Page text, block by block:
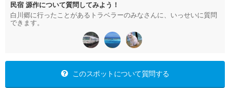
民宿 源作について質問してみよう！
白川郷に行ったことがあるトラベラーのみなさんに、いっせいに質問
できます。
このスポットについて質問する